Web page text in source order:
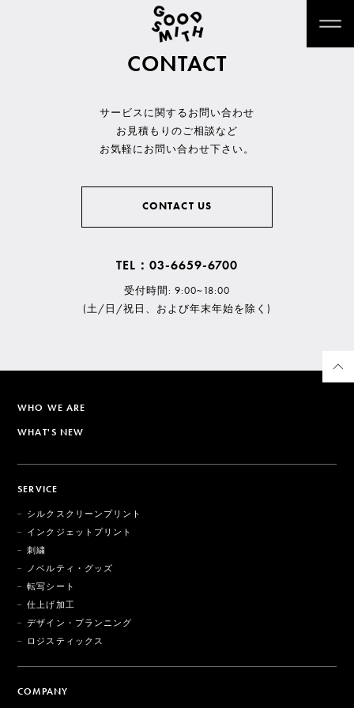
CONTACT
サービスに関するお問い合わせ
お見積もりのご相談など
お気軽にお問い合わせ下さい。
CONTACT US
TEL：03-6659-6700
受付時間: 9:00~18:00
(土/日/祝日、および年末年始を除く)
WHO WE ARE
WHAT'S NEW
SERVICE
シルクスクリーンプリント
インクジェットプリント
刺繍
ノベルティ・グッズ
転写シート
仕上げ加工
デザイン・プランニング
ロジスティックス
COMPANY